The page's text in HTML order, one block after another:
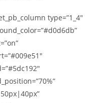
type=”1_4″